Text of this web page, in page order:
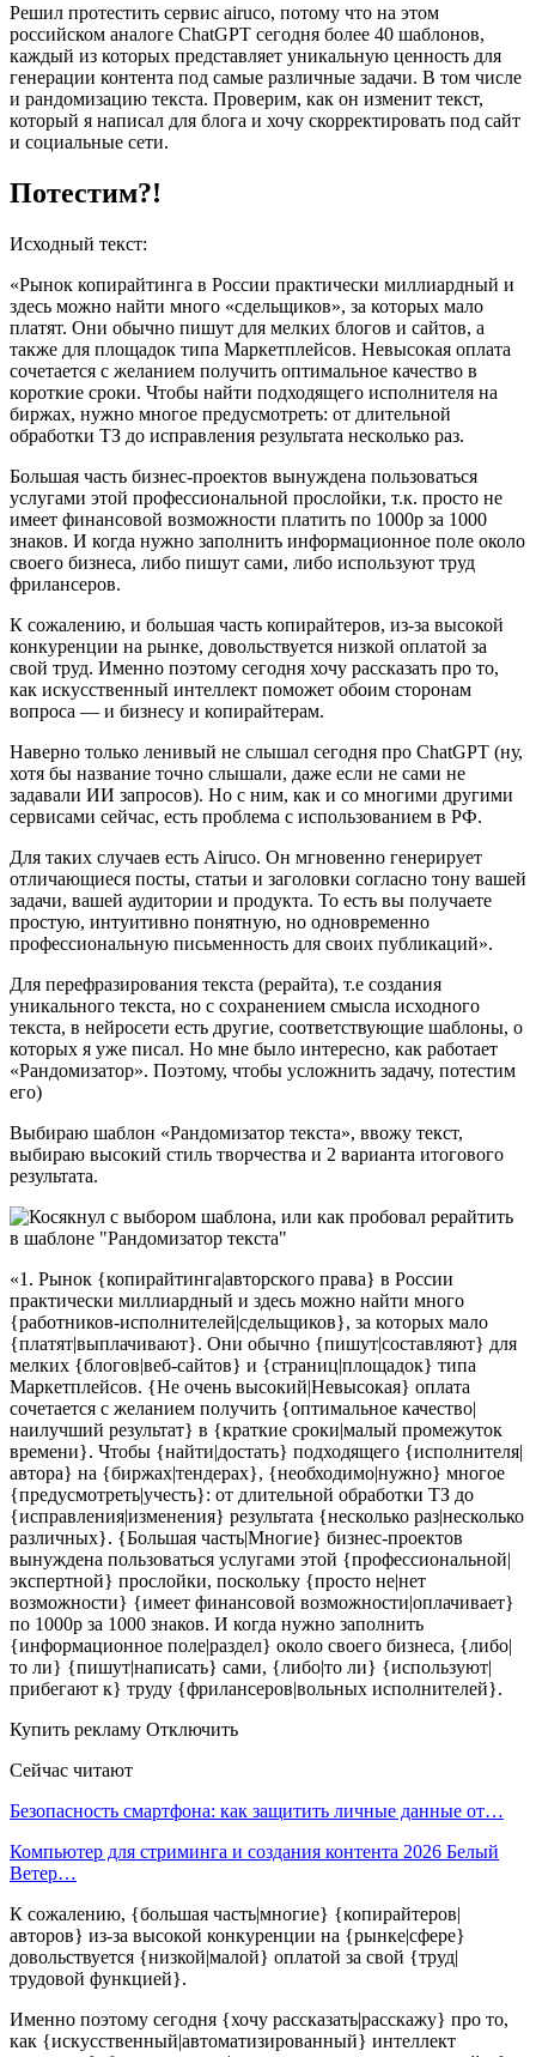
Решил протестить сервис airuco, потому что на этом
российском аналоге ChatGPT сегодня более 40 шаблонов,
каждый из которых представляет уникальную ценность для
генерации контента под самые различные задачи. В том числе
и рандомизацию текста. Проверим, как он изменит текст,
который я написал для блога и хочу скорректировать под сайт
и социальные сети.
Потестим?!
Исходный текст:
«Рынок копирайтинга в России практически миллиардный и
здесь можно найти много «сдельщиков», за которых мало
платят. Они обычно пишут для мелких блогов и сайтов, а
также для площадок типа Маркетплейсов. Невысокая оплата
сочетается с желанием получить оптимальное качество в
короткие сроки. Чтобы найти подходящего исполнителя на
биржах, нужно многое предусмотреть: от длительной
обработки ТЗ до исправления результата несколько раз.
Большая часть бизнес-проектов вынуждена пользоваться
услугами этой профессиональной прослойки, т.к. просто не
имеет финансовой возможности платить по 1000р за 1000
знаков. И когда нужно заполнить информационное поле около
своего бизнеса, либо пишут сами, либо используют труд
фрилансеров.
К сожалению, и большая часть копирайтеров, из-за высокой
конкуренции на рынке, довольствуется низкой оплатой за
свой труд. Именно поэтому сегодня хочу рассказать про то,
как искусственный интеллект поможет обоим сторонам
вопроса — и бизнесу и копирайтерам.
Наверно только ленивый не слышал сегодня про ChatGPT (ну,
хотя бы название точно слышали, даже если не сами не
задавали ИИ запросов). Но с ним, как и со многими другими
сервисами сейчас, есть проблема с использованием в РФ.
Для таких случаев есть Airuco. Он мгновенно генерирует
отличающиеся посты, статьи и заголовки согласно тону вашей
задачи, вашей аудитории и продукта. То есть вы получаете
простую, интуитивно понятную, но одновременно
профессиональную письменность для своих публикаций».
Для перефразирования текста (рерайта), т.е создания
уникального текста, но с сохранением смысла исходного
текста, в нейросети есть другие, соответствующие шаблоны, о
которых я уже писал. Но мне было интересно, как работает
«Рандомизатор». Поэтому, чтобы усложнить задачу, потестим
его)
Выбираю шаблон «Рандомизатор текста», ввожу текст,
выбираю высокий стиль творчества и 2 варианта итогового
результата.
«1. Рынок {копирайтинга|авторского права} в России
практически миллиардный и здесь можно найти много
{работников-исполнителей|сдельщиков}, за которых мало
{платят|выплачивают}. Они обычно {пишут|составляют} для
мелких {блогов|веб-сайтов} и {страниц|площадок} типа
Маркетплейсов. {Не очень высокий|Невысокая} оплата
сочетается с желанием получить {оптимальное качество|
наилучший результат} в {краткие сроки|малый промежуток
времени}. Чтобы {найти|достать} подходящего {исполнителя|
автора} на {биржах|тендерах}, {необходимо|нужно} многое
{предусмотреть|учесть}: от длительной обработки ТЗ до
{исправления|изменения} результата {несколько раз|несколько
различных}. {Большая часть|Многие} бизнес-проектов
вынуждена пользоваться услугами этой {профессиональной|
экспертной} прослойки, поскольку {просто не|нет
возможности} {имеет финансовой возможности|оплачивает}
по 1000р за 1000 знаков. И когда нужно заполнить
{информационное поле|раздел} около своего бизнеса, {либо|
то ли} {пишут|написать} сами, {либо|то ли} {используют|
прибегают к} труду {фрилансеров|вольных исполнителей}.
Купить рекламу Отключить
Сейчас читают
Безопасность смартфона: как защитить личные данные от…
Компьютер для стриминга и создания контента 2026 Белый
Ветер…
К сожалению, {большая часть|многие} {копирайтеров|
авторов} из-за высокой конкуренции на {рынке|сфере}
довольствуется {низкой|малой} оплатой за свой {труд|
трудовой функцией}.
Именно поэтому сегодня {хочу рассказать|расскажу} про то,
как {искусственный|автоматизированный} интеллект